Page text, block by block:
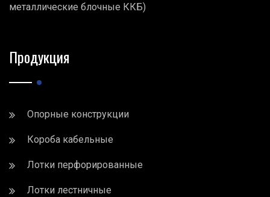
металлические блочные ККБ)
Продукция
Опорные конструкции
Короба кабельные
Лотки перфорированные
Лотки лестничные